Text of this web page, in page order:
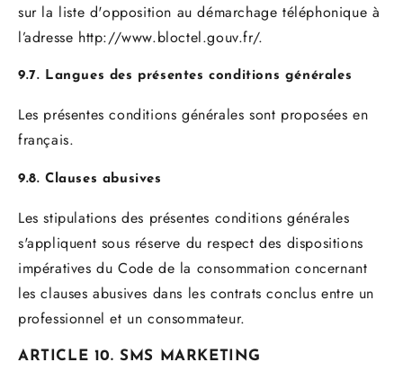
sur la liste d'opposition au démarchage téléphonique à
l’adresse http://www.bloctel.gouv.fr/.
9.7. Langues des présentes conditions générales
Les présentes conditions générales sont proposées en
français.
9.8. Clauses abusives
Les stipulations des présentes conditions générales
s'appliquent sous réserve du respect des dispositions
impératives du Code de la consommation concernant
les clauses abusives dans les contrats conclus entre un
professionnel et un consommateur.
ARTICLE 10. SMS MARKETING